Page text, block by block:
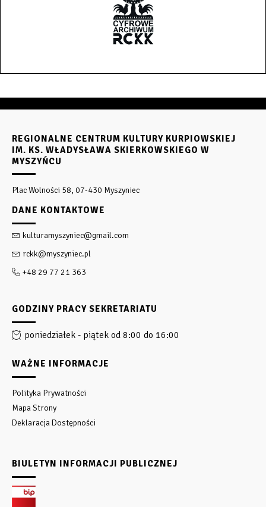
REGIONALNE CENTRUM KULTURY KURPIOWSKIEJ
IM. KS. WŁADYSŁAWA SKIERKOWSKIEGO W
MYSZYŃCU
Plac Wolności 58, 07-430 Myszyniec
DANE KONTAKTOWE
kulturamyszyniec@gmail.com
rckk@myszyniec.pl
+48 29 77 21 363
GODZINY PRACY SEKRETARIATU
poniedziałek - piątek od 8:00 do 16:00
WAŻNE INFORMACJE
Polityka Prywatności
Mapa Strony
Deklaracja Dostępności
BIULETYN INFORMACJI PUBLICZNEJ